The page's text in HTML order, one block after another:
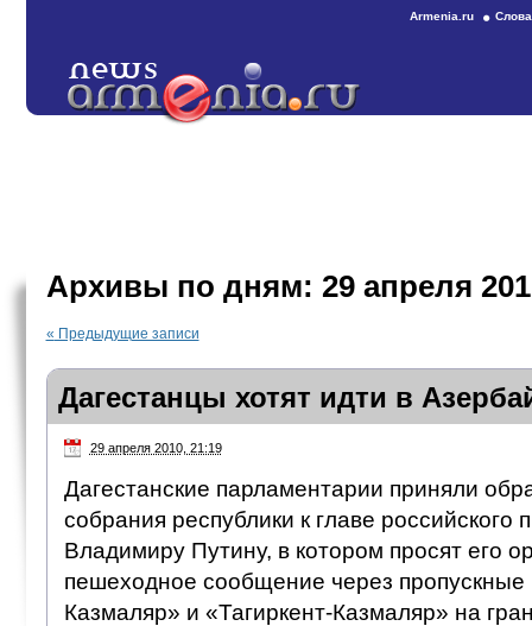
Armenia.ru
Архивы по дням: 29 апреля
« Предыдущие записи
Дагестанцы хотят идти в
29 апреля 2010, 21:19
Дагестанские парламентарии приняли
собрания республики к главе российского
Владимиру Путину, в котором просят его
пешеходное сообщение через пропускные
Казмаляр» и «Тагиркент-Казмаляр» на